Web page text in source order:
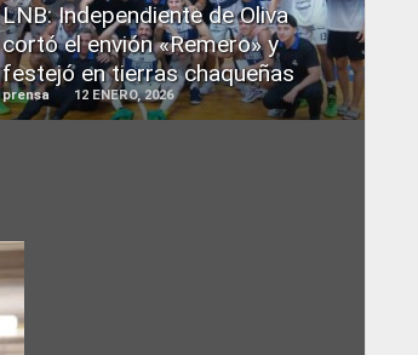
LNB: Independiente de Oliva
cortó el envión «Remero» y
festejó en tierras chaqueñas
prensa 12 ENERO, 2026